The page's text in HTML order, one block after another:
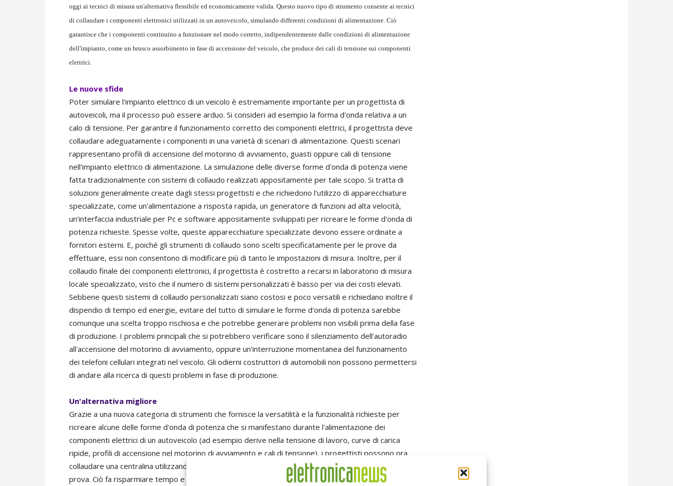
oggi ai tecnici di misura un'alternativa flessibile ed economicamente valida. Questo nuovo tipo di strumento consente ai tecnici
di collaudare i componenti elettronici utilizzati in un autoveicolo, simulando differenti condizioni di alimentazione. Ciò
garantisce che i componenti continuino a funzionare nel modo corretto, indipendentemente dalle condizioni di alimentazione
dell'impianto, come un brusco assorbimento in fase di accensione del veicolo, che produce dei cali di tensione sui componenti
elettrici.
Le nuove sfide
Poter simulare l'impianto elettrico di un veicolo è estremamente importante per un progettista di
autoveicoli, ma il processo può essere arduo. Si consideri ad esempio la forma d'onda relativa a un
calo di tensione. Per garantire il funzionamento corretto dei componenti elettrici, il progettista deve
collaudare adeguatamente i componenti in una varietà di scenari di alimentazione. Questi scenari
rappresentano profili di accensione del motorino di avviamento, guasti oppure cali di tensione
nell'impianto elettrico di alimentazione. La simulazione delle diverse forme d'onda di potenza viene
fatta tradizionalmente con sistemi di collaudo realizzati appositamente per tale scopo. Si tratta di
soluzioni generalmente create dagli stessi progettisti e che richiedono l'utilizzo di apparecchiature
specializzate, come un'alimentazione a risposta rapida, un generatore di funzioni ad alta velocità,
un'interfaccia industriale per Pc e software appositamente sviluppati per ricreare le forme d'onda di
potenza richieste. Spesse volte, queste apparecchiature specializzate devono essere ordinate a
fornitori esterni. E, poiché gli strumenti di collaudo sono scelti specificatamente per le prove da
effettuare, essi non consentono di modificare più di tanto le impostazioni di misura. Inoltre, per il
collaudo finale dei componenti elettronici, il progettista è costretto a recarsi in laboratorio di misura
locale specializzato, visto che il numero di sistemi personalizzati è basso per via dei costi elevati.
Sebbene questi sistemi di collaudo personalizzati siano costosi e poco versatili e richiedano inoltre il
dispendio di tempo ed energie, evitare del tutto di simulare le forme d'onda di potenza sarebbe
comunque una scelta troppo rischiosa e che potrebbe generare problemi non visibili prima della fase
di produzione. I problemi principali che si potrebbero verificare sono il silenziamento dell'autoradio
all'accensione del motorino di avviamento, oppure un'interruzione momentanea del funzionamento
dei telefoni cellulari integrati nel veicolo. Gli odierni costruttori di automobili non possono permettersi
di andare alla ricerca di questi problemi in fase di produzione.
Un'alternativa migliore
Grazie a una nuova categoria di strumenti che fornisce la versatilità e la funzionalità richieste per
ricreare alcune delle forme d'onda di potenza che si manifestano durante l'alimentazione dei
componenti elettrici di un autoveicolo (ad esempio derive nella tensione di lavoro, curve di carica
ripide, profili di accensione nel motorino di avviamento e cali di tensione), i progettisti possono ora
collaudare una centralina utilizzando i transitori più problematici, direttamente dal proprio banco di
prova. Ciò fa risparmiare tempo e denaro e dà al tecnico l'opportunità di risolvere i problemi della